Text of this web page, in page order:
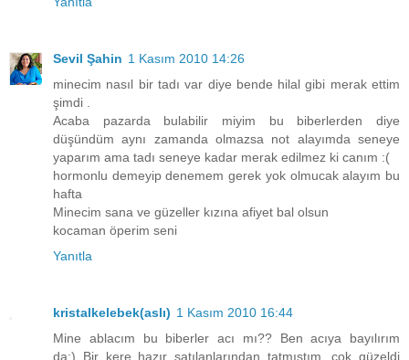
Sevil Şahin 1 Kasım 2010 14:26
minecim nasıl bir tadı var diye bende hilal gibi merak ettim
şimdi .
Acaba pazarda bulabilir miyim bu biberlerden diye
düşündüm aynı zamanda olmazsa not alayımda seneye
yaparım ama tadı seneye kadar merak edilmez ki canım :(
hormonlu demeyip denemem gerek yok olmucak alayım bu
hafta
Minecim sana ve güzeller kızına afiyet bal olsun
kocaman öperim seni
Yanıtla
kristalkelebek(aslı) 1 Kasım 2010 16:44
Mine ablacım bu biberler acı mı?? Ben acıya bayılırım
da:)..Bir kere hazır satılanlarından tatmıştım, çok güzeldi